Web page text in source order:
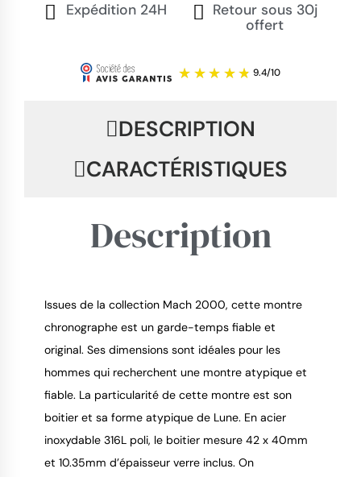
Expédition 24H
Retour sous 30j
offert
DESCRIPTION
CARACTÉRISTIQUES
Description
Issues de la collection Mach 2000, cette montre
chronographe est un garde-temps fiable et
original. Ses dimensions sont idéales pour les
hommes qui recherchent une montre atypique et
fiable. La particularité de cette montre est son
boitier et sa forme atypique de Lune. En acier
inoxydable 316L poli, le boitier mesure 42 x 40mm
et 10.35mm d’épaisseur verre inclus. On